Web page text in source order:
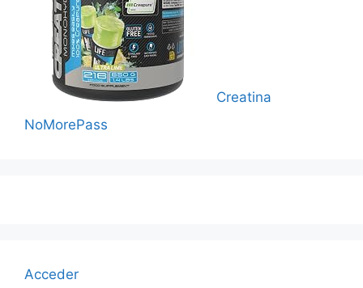
Creatina
NoMorePass
Acceder